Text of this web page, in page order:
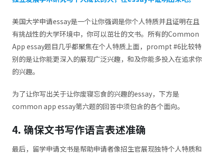
美国大学申请essay是一个让你强调是你个人特质并且证明在且
有挑战性的大学环境中，你可以茁壮的文书。所有的Common
App essay题目几乎都聚焦在个人特质上面，prompt #6比较特
别的是让你能更深入的展现广泛兴趣，和及你能多投入在追求你
的兴趣。
为了让你写出关于让你废寝忘食的兴趣的essay，下方是
common app essay第六题的回答中须包含的各个面向。
4. 确保文书写作语言表述准确
最后，留学申请文书是帮助申请者像招生官展现独特个人特质和